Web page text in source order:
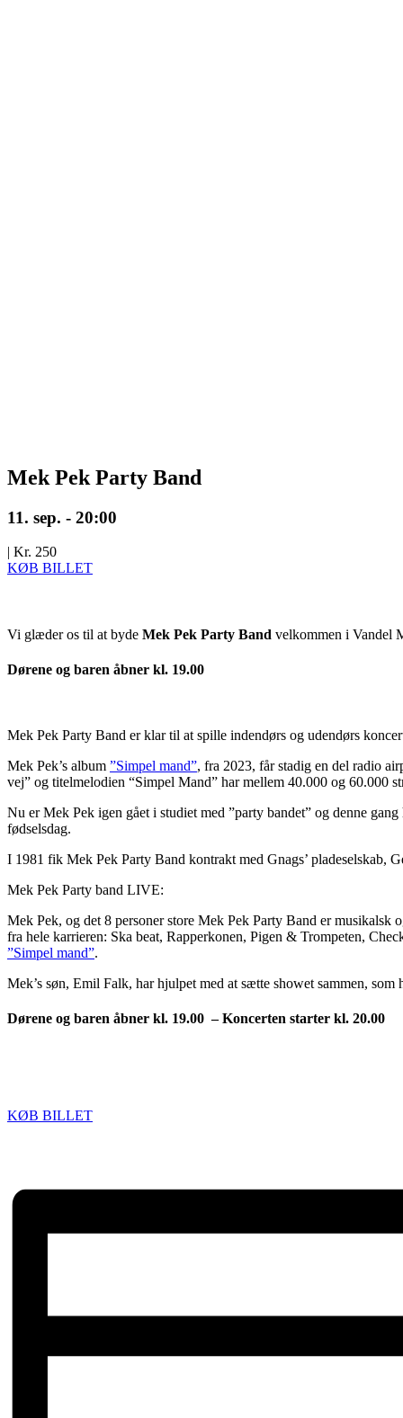
Mek Pek Party Band
11. sep. - 20:00
| Kr. 250
KØB BILLET
Vi glæder os til at byde Mek Pek Party Band velkommen i Vandel
Dørene og baren åbner kl. 19.00
Mek Pek Party Band er klar til at spille indendørs og udendørs
Mek Pek’s album ”Simpel mand”, fra 2023, får stadig en del radio
vej” og titelmelodien “Simpel Mand” har mellem 40.000 og 60.000
Nu er Mek Pek igen gået i studiet med ”party bandet” og denne
fødselsdag.
I 1981 fik Mek Pek Party Band kontrakt med Gnags’ pladeselskab,
Mek Pek Party band LIVE:
Mek Pek, og det 8 personer store Mek Pek Party Band er
fra hele karrieren: Ska beat, Rapperkonen, Pigen & Trompeten,
”Simpel mand”.
Mek’s søn, Emil Falk, har hjulpet med at sætte showet sammen,
Dørene og baren åbner kl. 19.00 – Koncerten starter kl. 20.00
KØB BILLET